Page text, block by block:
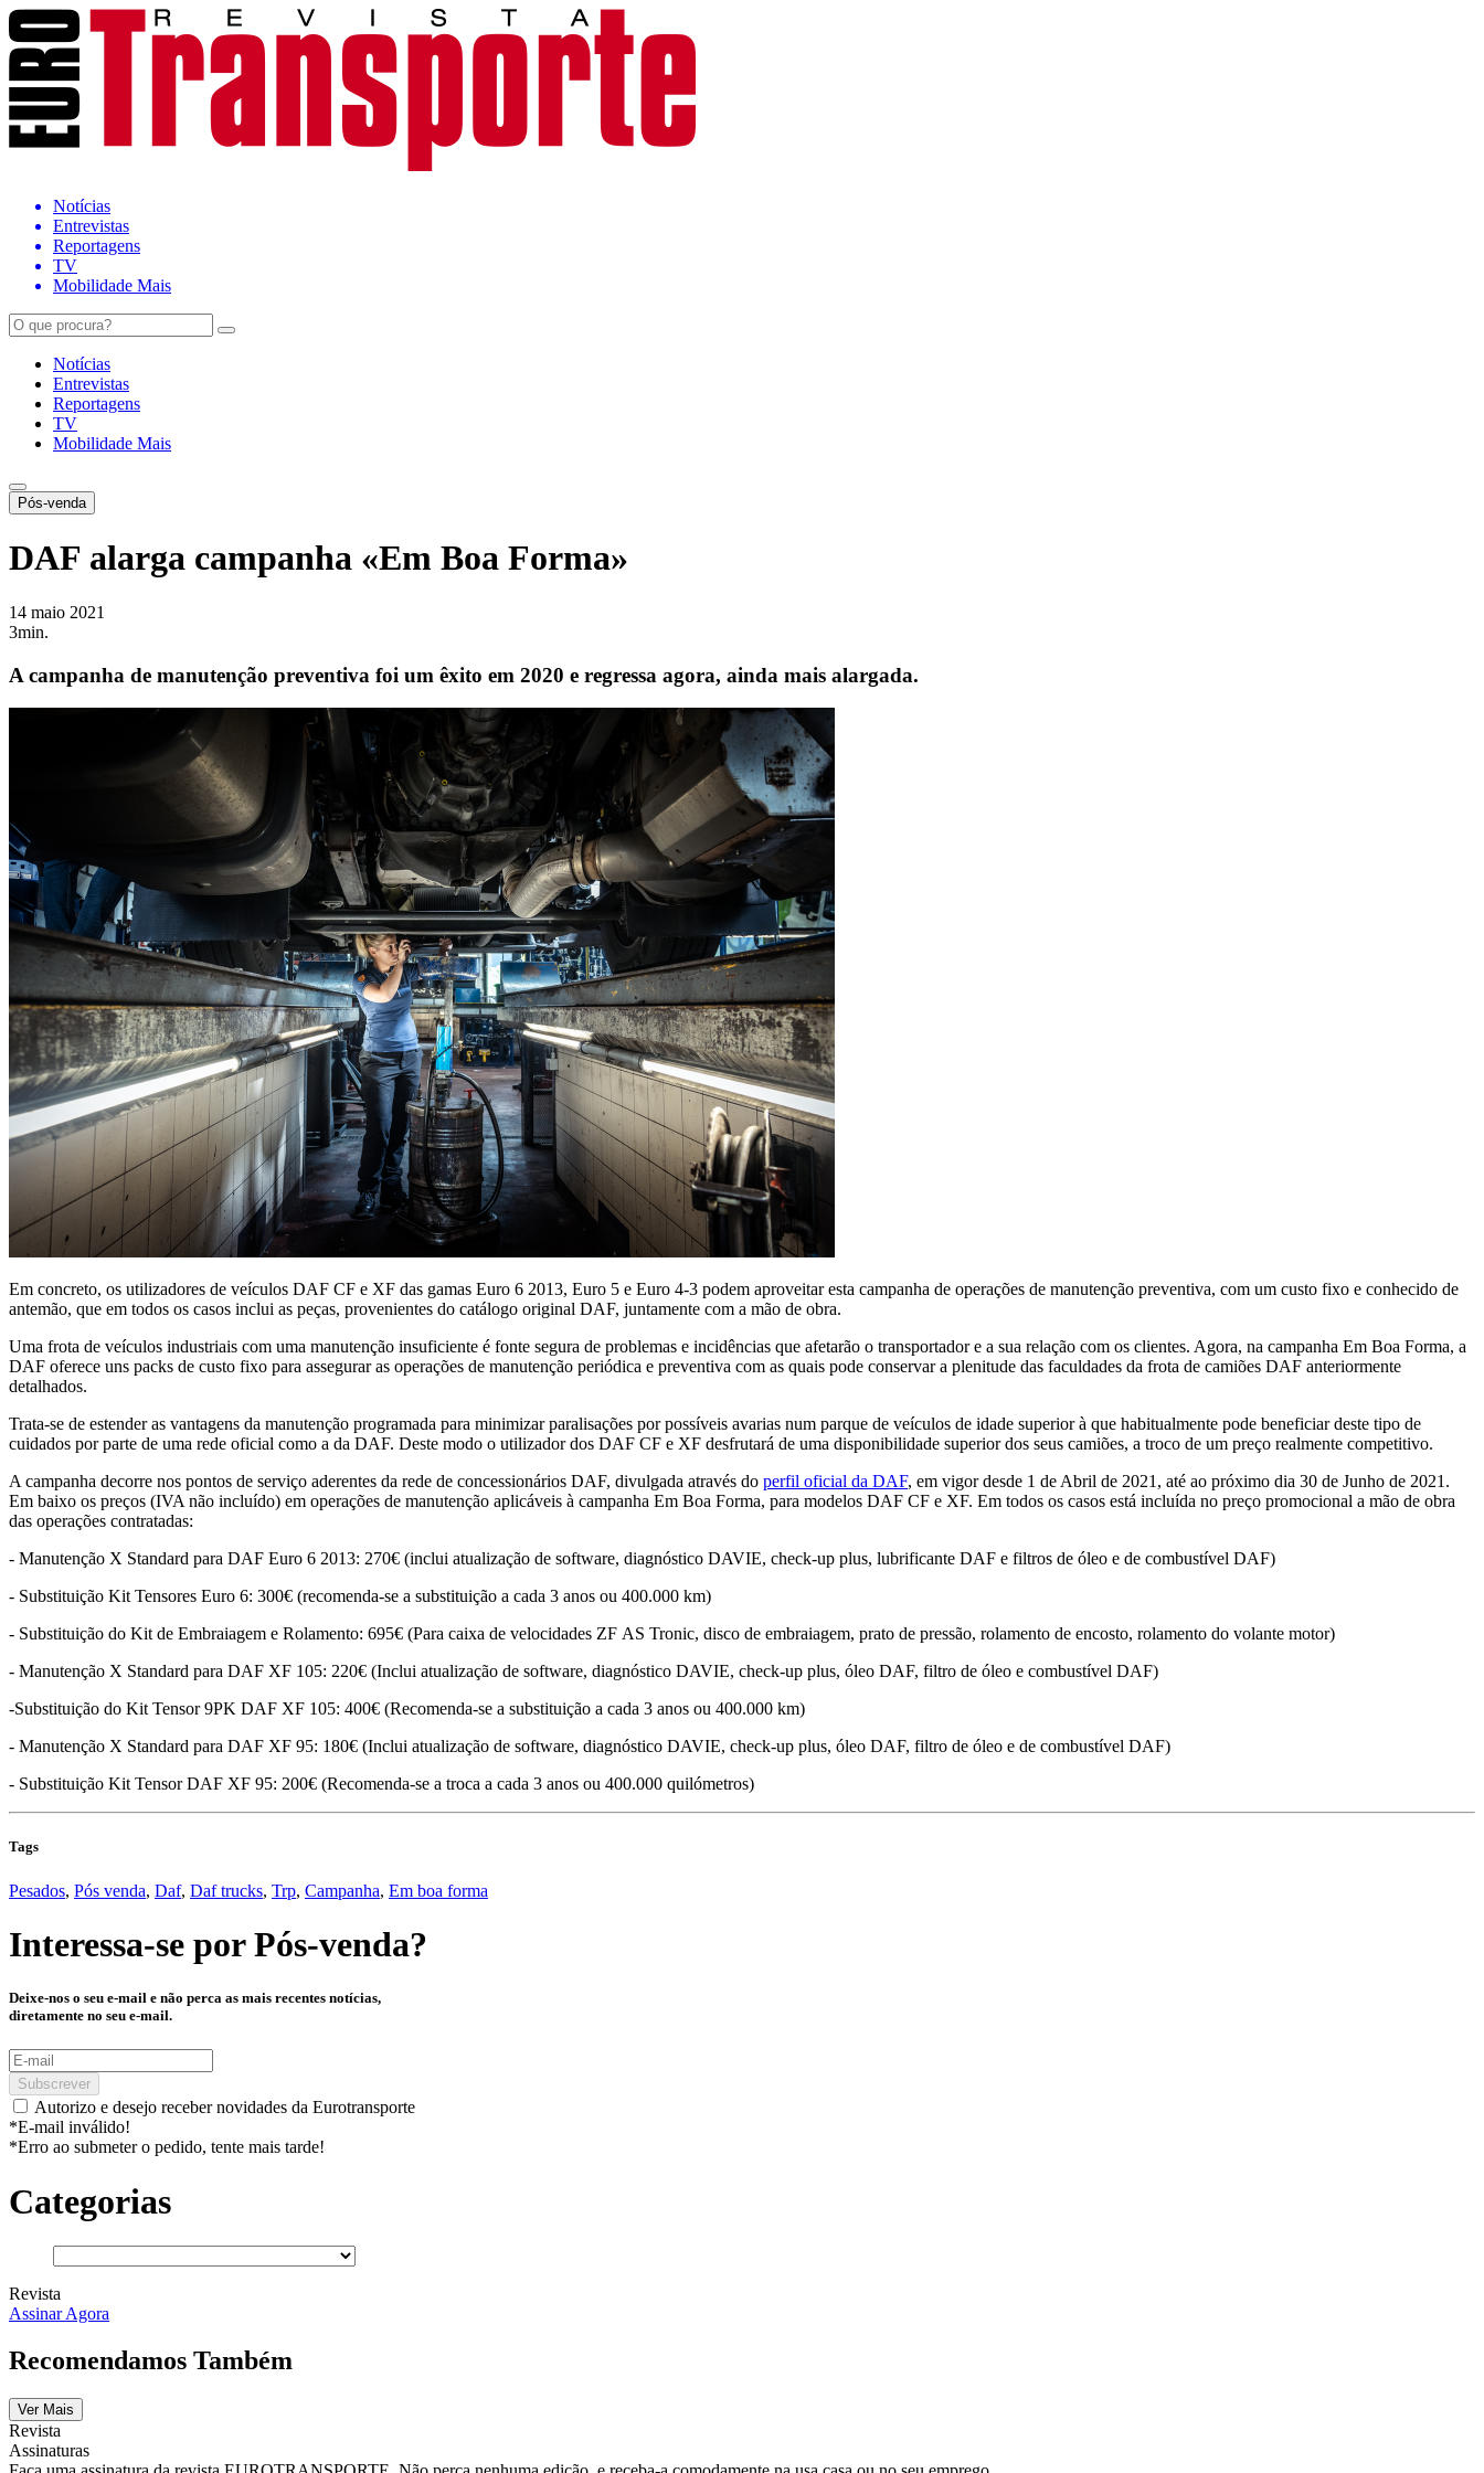
Notícias
Entrevistas
Reportagens
TV
Mobilidade Mais
Notícias
Entrevistas
Reportagens
TV
Mobilidade Mais
Pós-venda
DAF alarga campanha «Em Boa Forma»
14 maio 2021
3min.
A campanha de manutenção preventiva foi um êxito em 2020 e regressa agora, ainda mais alargada.
Em concreto, os utilizadores de veículos DAF CF e XF das gamas Euro 6 2013, Euro 5 e Euro 4-3 podem aproveitar esta campanha de operações de manutenção preventiva, com um custo fixo e conhecido de
antemão, que em todos os casos inclui as peças, provenientes do catálogo original DAF, juntamente com a mão de obra.
Uma frota de veículos industriais com uma manutenção insuficiente é fonte segura de problemas e incidências que afetarão o transportador e a sua relação com os clientes. Agora, na campanha Em Boa Forma, a
DAF oferece uns packs de custo fixo para assegurar as operações de manutenção periódica e preventiva com as quais pode conservar a plenitude das faculdades da frota de camiões DAF anteriormente
detalhados.
Trata-se de estender as vantagens da manutenção programada para minimizar paralisações por possíveis avarias num parque de veículos de idade superior à que habitualmente pode beneficiar deste tipo de
cuidados por parte de uma rede oficial como a da DAF. Deste modo o utilizador dos DAF CF e XF desfrutará de uma disponibilidade superior dos seus camiões, a troco de um preço realmente competitivo.
A campanha decorre nos pontos de serviço aderentes da rede de concessionários DAF, divulgada através do perfil oficial da DAF, em vigor desde 1 de Abril de 2021, até ao próximo dia 30 de Junho de 2021.
Em baixo os preços (IVA não incluído) em operações de manutenção aplicáveis à campanha Em Boa Forma, para modelos DAF CF e XF. Em todos os casos está incluída no preço promocional a mão de obra
das operações contratadas:
- Manutenção X Standard para DAF Euro 6 2013: 270€ (inclui atualização de software, diagnóstico DAVIE, check-up plus, lubrificante DAF e filtros de óleo e de combustível DAF)
- Substituição Kit Tensores Euro 6: 300€ (recomenda-se a substituição a cada 3 anos ou 400.000 km)
- Substituição do Kit de Embraiagem e Rolamento: 695€ (Para caixa de velocidades ZF AS Tronic, disco de embraiagem, prato de pressão, rolamento de encosto, rolamento do volante motor)
- Manutenção X Standard para DAF XF 105: 220€ (Inclui atualização de software, diagnóstico DAVIE, check-up plus, óleo DAF, filtro de óleo e combustível DAF)
-Substituição do Kit Tensor 9PK DAF XF 105: 400€ (Recomenda-se a substituição a cada 3 anos ou 400.000 km)
- Manutenção X Standard para DAF XF 95: 180€ (Inclui atualização de software, diagnóstico DAVIE, check-up plus, óleo DAF, filtro de óleo e de combustível DAF)
- Substituição Kit Tensor DAF XF 95: 200€ (Recomenda-se a troca a cada 3 anos ou 400.000 quilómetros)
Tags
Pesados, Pós venda, Daf, Daf trucks, Trp, Campanha, Em boa forma
Interessa-se porPós-venda?
Deixe-nos o seu e-mail e não perca as mais recentes notícias,
diretamente no seu e-mail.
Subscrever
Autorizo e desejo receber novidades da Eurotransporte
*E-mail inválido!
*Erro ao submeter o pedido, tente mais tarde!
Categorias
Revista
Assinar Agora
Recomendamos Também
Ver Mais
Revista
Assinaturas